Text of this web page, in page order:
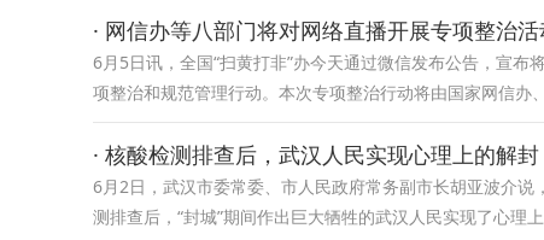
· 网信办等八部门将对网络直播开展专项整治活
6月5日讯，全国“扫黄打非”办今天通过微信发布公告，宣
项整治和规范管理行动。本次专项整治行动将由国家网信办
· 核酸检测排查后，武汉人民实现心理上的解封
6月2日，武汉市委常委、市人民政府常务副市长胡亚波介
测排查后，“封城”期间作出巨大牺牲的武汉人民实现了心理